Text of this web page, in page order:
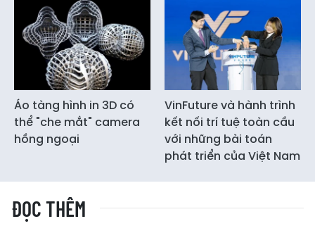
Áo tàng hình in 3D có
thể "che mắt" camera
hồng ngoại
VinFuture và hành trình
kết nối trí tuệ toàn cầu
với những bài toán
phát triển của Việt Nam
ĐỌC THÊM